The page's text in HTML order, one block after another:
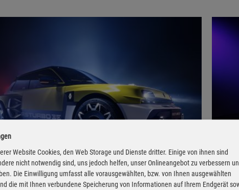
Website Cookies, den Web Storage und Dienste dritter. Einige von ihnen sind
nicht notwendig sind, uns jedoch helfen, unser Onlineangebot zu verbessern
Die Einwilligung umfasst alle vorausgewählten, bzw. von Ihnen ausgewählten
die mit Ihnen verbundene Speicherung von Informationen auf Ihrem Endgerät